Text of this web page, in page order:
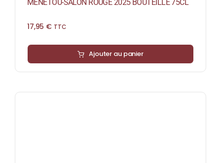
MENETOU-SALON ROUGE 2025 BOUTEILLE 75CL
17,95 € TTC
Ajouter au panier